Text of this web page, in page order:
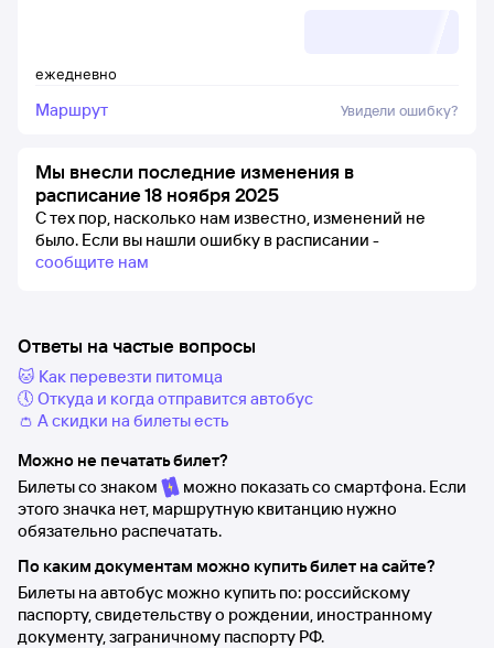
ежедневно
Маршрут Увидели ошибку?
Мы внесли последние изменения в
расписание 18 ноября 2025
С тех пор, насколько нам известно, изменений не
было. Если вы нашли ошибку в расписании -
сообщите нам
Ответы на частые вопросы
🐱 Как перевезти питомца
🕔 Откуда и когда отправится автобус
👛 А скидки на билеты есть
Можно не печатать билет?
Билеты со знаком
можно показать со смартфона. Если
этого значка нет, маршрутную квитанцию нужно
обязательно распечатать.
По каким документам можно купить билет на сайте?
Билеты на автобус можно купить по: российскому
паспорту, свидетельству о рождении, иностранному
документу, заграничному паспорту РФ.